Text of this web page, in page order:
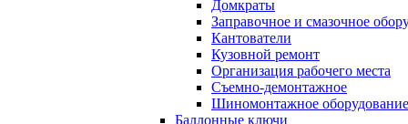
Домкраты
Заправочное и смазочное
Кантователи
Кузовной ремонт
Организация рабочего места
Съемно-демонтажное
Шиномонтажное оборудование
Баллонные ключи